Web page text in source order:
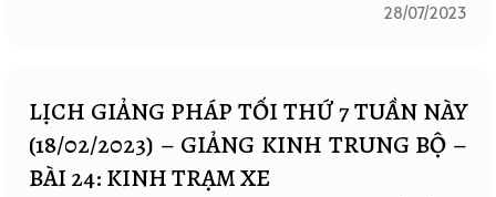
28/07/2023
LỊCH GIẢNG PHÁP TỐI THỨ 7 TUẦN NÀY
(18/02/2023) – GIẢNG KINH TRUNG BỘ –
BÀI 24: KINH TRẠM XE